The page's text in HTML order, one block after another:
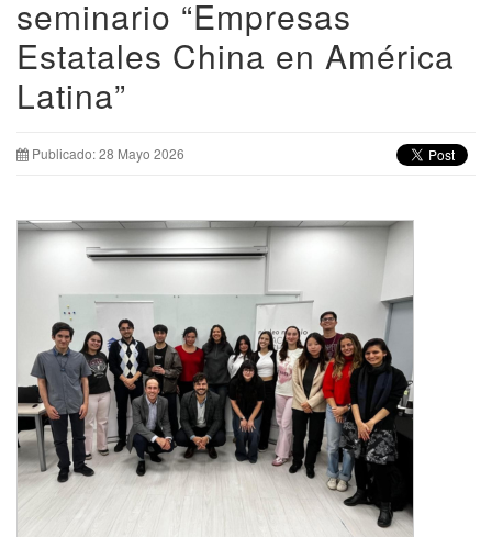
seminario “Empresas
Estatales China en América
Latina”
Publicado: 28 Mayo 2026